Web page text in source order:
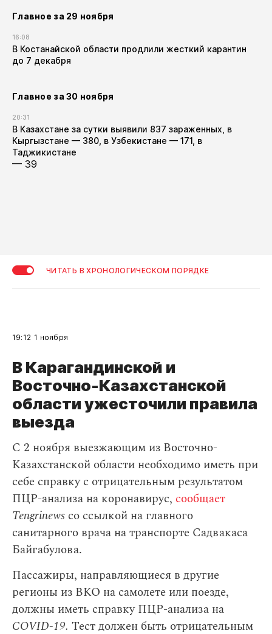
Главное за 29 ноября
16:08
В Костанайской области продлили жесткий карантин
до 7 декабря
Главное за 30 ноября
20:31
В Казахстане за сутки выявили 837 зараженных, в
Кыргызстане — 380, в Узбекистане — 171, в
Таджикистане
— 39
ЧИТАТЬ В ХРОНОЛОГИЧЕСКОМ ПОРЯДКЕ
19:12 1 ноября
В Карагандинской и
Восточно-Казахстанской
области ужесточили правила
выезда
С 2 ноября выезжающим из Восточно-
Казахстанской области необходимо иметь при
себе справку с отрицательным результатом
ПЦР-анализа на коронавирус, сообщает
Tengrinews со ссылкой на главного
санитарного врача на транспорте Садвакаса
Байгабулова.
Пассажиры, направляющиеся в другие
регионы из ВКО на самолете или поезде,
должны иметь справку ПЦР-анализа на
COVID-19. Тест должен быть отрицательным